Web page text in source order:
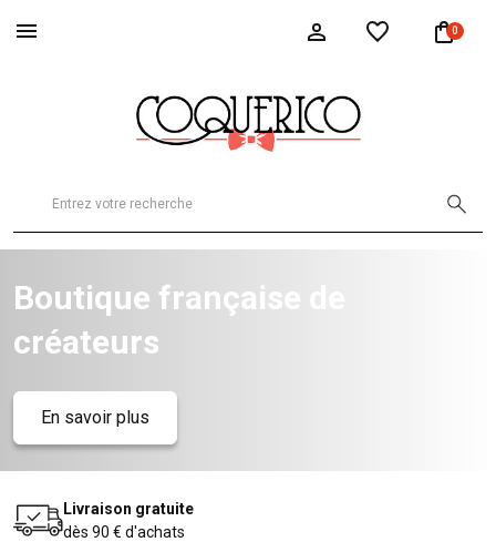
0
Boutique française de
créateurs
En savoir plus
Livraison gratuite
dès 90 € d'achats